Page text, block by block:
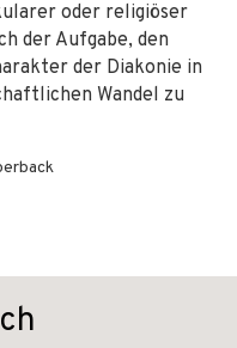
oder religiöser
der Aufgabe, den
der Diakonie in
Wandel zu